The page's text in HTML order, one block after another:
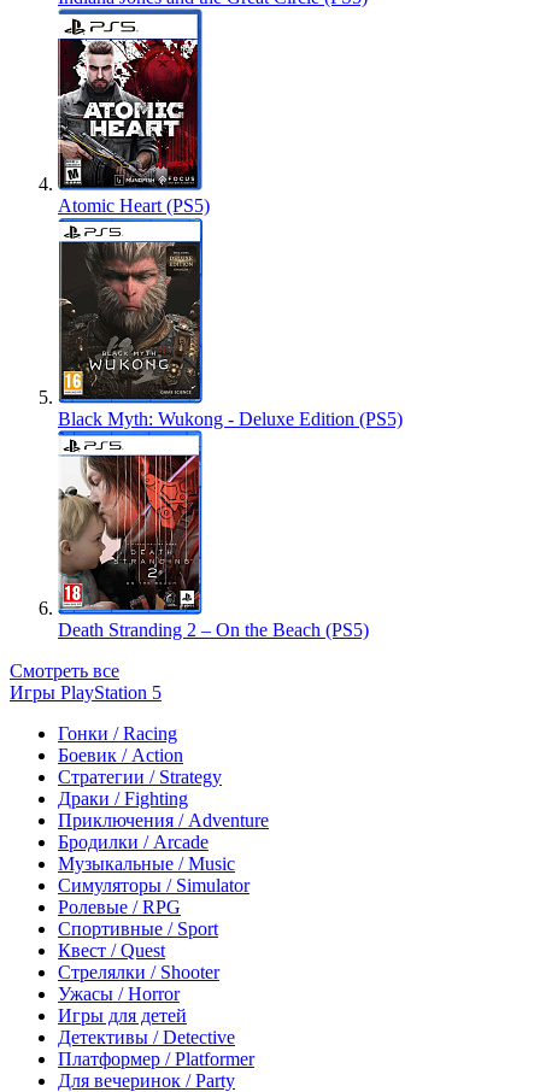
Atomic Heart (PS5)
Black Myth: Wukong - Deluxe Edition (PS5)
Death Stranding 2 – On the Beach (PS5)
Смотреть все
Игры PlayStation 5
Гонки / Racing
Боевик / Action
Стратегии / Strategy
Драки / Fighting
Приключения / Adventure
Бродилки / Arcade
Музыкальные / Music
Симуляторы / Simulator
Ролевые / RPG
Спортивные / Sport
Квест / Quest
Стрелялки / Shooter
Ужасы / Horror
Игры для детей
Детективы / Detective
Платформер / Platformer
Для вечеринок / Party